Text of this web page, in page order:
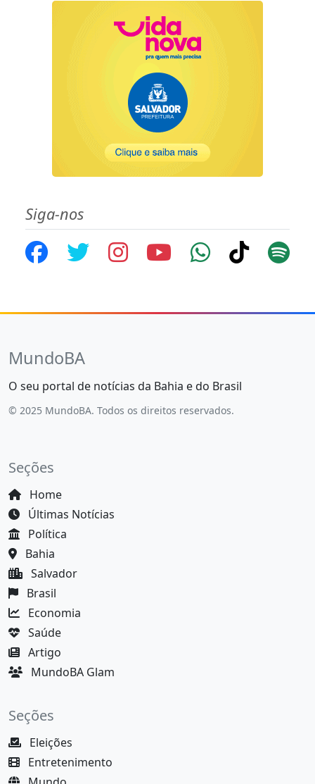
Siga-nos
MundoBA
O seu portal de notícias da Bahia e do Brasil
© 2025 MundoBA. Todos os direitos reservados.
Seções
Home
Últimas Notícias
Política
Bahia
Salvador
Brasil
Economia
Saúde
Artigo
MundoBA Glam
Seções
Eleições
Entretenimento